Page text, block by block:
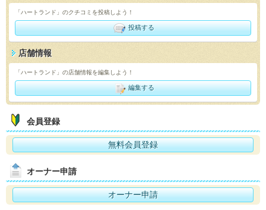
「ハートランド」のクチコミを投稿しよう！
投稿する
店舗情報
「ハートランド」の店舗情報を編集しよう！
編集する
会員登録
無料会員登録
オーナー申請
オーナー申請